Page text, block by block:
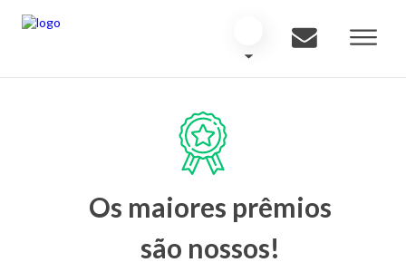
Os maiores prêmios
são nossos!